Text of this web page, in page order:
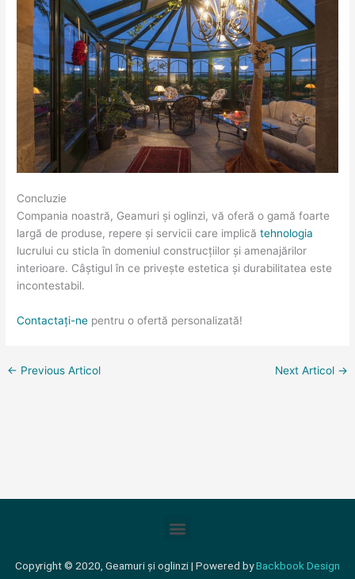
Concluzie
Compania noastră, Geamuri și oglinzi, vă oferă o gamă foarte
largă de produse, repere și servicii care implicătehnologia
lucrului cu sticla în domeniul construcțiilor și amenajărilor
interioare. Câștigul în ce privește estetica și durabilitatea este
incontestabil.
Contactați-ne pentru o ofertă personalizată!
← Previous Articol Next Articol →
Meniu
Copyright © 2020, Geamuri și oglinzi | Powered byBackbook Design